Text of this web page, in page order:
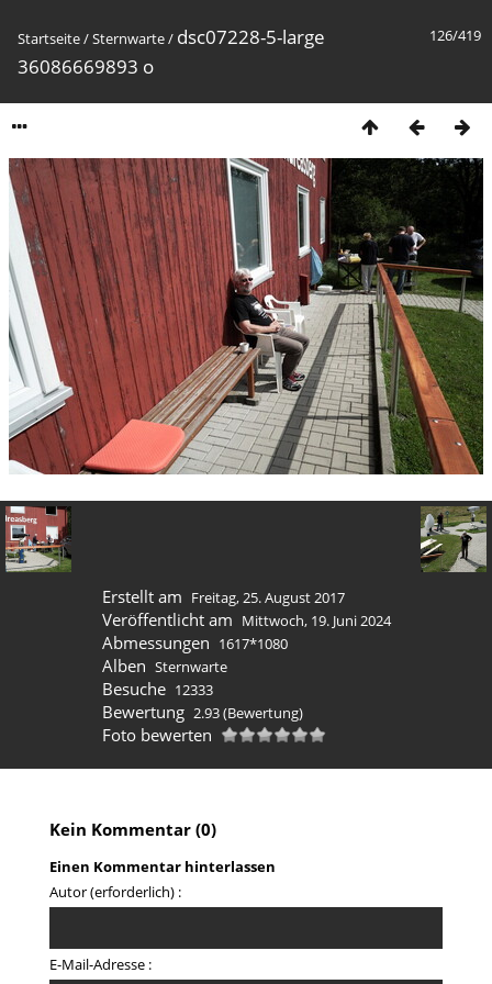
126/419
Startseite/Sternwarte/ dsc07228-5-large
36086669893 o
Erstellt am Freitag, 25. August 2017
Veröffentlicht am Mittwoch, 19. Juni 2024
Abmessungen 1617*1080
Alben Sternwarte
Besuche 12333
Bewertung 2.93(Bewertung)
Foto bewerten
Kein Kommentar (0)
Einen Kommentar hinterlassen
Autor (erforderlich) :
E-Mail-Adresse :